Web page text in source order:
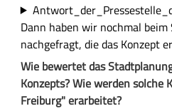
Dann haben wir nochmal
nachgefragt, die das Konzept
Wie bewertet das
Konzepts? Wie werden solche
Freiburg" erarbeitet?